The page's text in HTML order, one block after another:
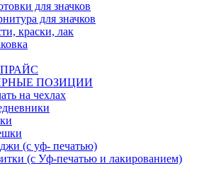
для значков
для значков
краски, лак
ПОЗИЦИИ
на чехлах
(с уф- печатью)
(с Уф-печатью и лакированием)